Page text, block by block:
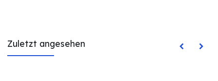
Zuletzt angesehen